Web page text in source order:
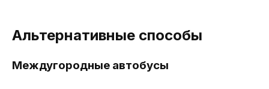
Альтернативные способы
Междугородные автобусы